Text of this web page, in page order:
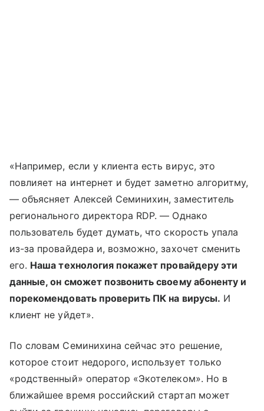
«Например, если у клиента есть вирус, это
повлияет на интернет и будет заметно алгоритму,
— объясняет Алексей Семинихин, заместитель
регионального директора RDP. — Однако
пользователь будет думать, что скорость упала
из-за провайдера и, возможно, захочет сменить
его. Наша технология покажет провайдеру эти
данные, он сможет позвонить своему абоненту и
порекомендовать проверить ПК на вирусы. И
клиент не уйдет».
По словам Семинихина сейчас это решение,
которое стоит недорого, использует только
«родственный» оператор «Экотелеком». Но в
ближайшее время российский стартап может